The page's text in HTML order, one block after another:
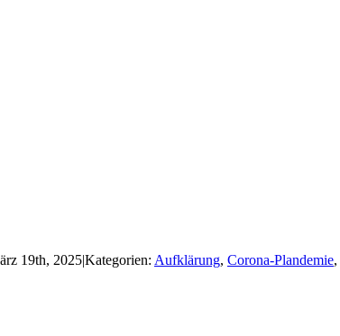
19th, 2025|Kategorien: Aufklärung, Corona-Plandemie,